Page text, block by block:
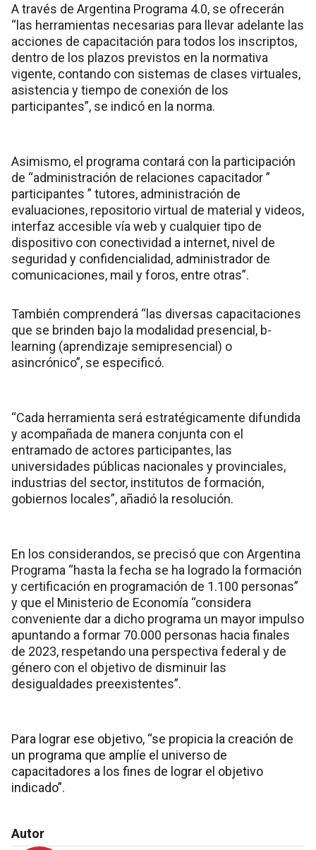
A través de Argentina Programa 4.0, se ofrecerán
“las herramientas necesarias para llevar adelante las
acciones de capacitación para todos los inscriptos,
dentro de los plazos previstos en la normativa
vigente, contando con sistemas de clases virtuales,
asistencia y tiempo de conexión de los
participantes”, se indicó en la norma.
Asimismo, el programa contará con la participación
de “administración de relaciones capacitador ”
participantes ” tutores, administración de
evaluaciones, repositorio virtual de material y videos,
interfaz accesible vía web y cualquier tipo de
dispositivo con conectividad a internet, nivel de
seguridad y confidencialidad, administrador de
comunicaciones, mail y foros, entre otras”.
También comprenderá “las diversas capacitaciones
que se brinden bajo la modalidad presencial, b-
learning (aprendizaje semipresencial) o
asincrónico”, se especificó.
“Cada herramienta será estratégicamente difundida
y acompañada de manera conjunta con el
entramado de actores participantes, las
universidades públicas nacionales y provinciales,
industrias del sector, institutos de formación,
gobiernos locales”, añadió la resolución.
En los considerandos, se precisó que con Argentina
Programa “hasta la fecha se ha logrado la formación
y certificación en programación de 1.100 personas”
y que el Ministerio de Economía “considera
conveniente dar a dicho programa un mayor impulso
apuntando a formar 70.000 personas hacia finales
de 2023, respetando una perspectiva federal y de
género con el objetivo de disminuir las
desigualdades preexistentes”.
Para lograr ese objetivo, “se propicia la creación de
un programa que amplíe el universo de
capacitadores a los fines de lograr el objetivo
indicado”.
Autor